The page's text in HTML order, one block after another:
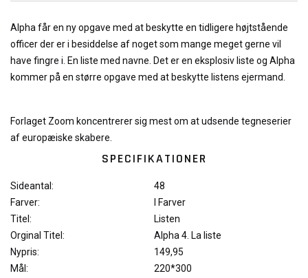
Alpha får en ny opgave med at beskytte en tidligere højtstående
officer der er i besiddelse af noget som mange meget gerne vil
have fingre i. En liste med navne. Det er en eksplosiv liste og Alpha
kommer på en større opgave med at beskytte listens ejermand.
Forlaget Zoom koncentrerer sig mest om at udsende tegneserier
af europæiske skabere.
SPECIFIKATIONER
Sideantal:
48
Farver:
I Farver
Titel:
Listen
Orginal Titel:
Alpha 4. La liste
Nypris:
149,95
Mål:
220*300